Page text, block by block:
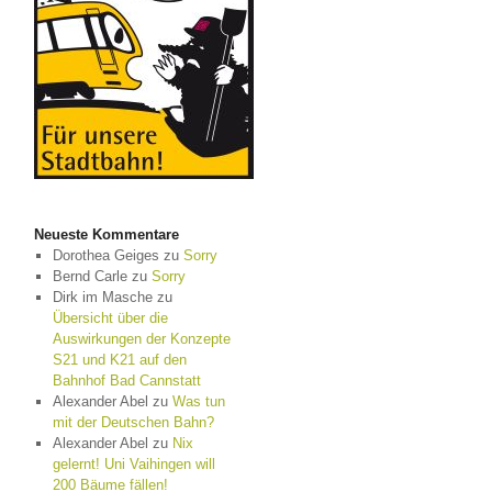
Neueste Kommentare
Dorothea Geiges zu Sorry
Bernd Carlezu Sorry
Dirk im Maschezu
Übersicht über die
Auswirkungen der Konzepte
S21 und K21 auf den
Bahnhof Bad Cannstatt
Alexander Abel zu Was tun
mit der Deutschen Bahn?
Alexander Abel zu Nix
gelernt! Uni Vaihingen will
200 Bäume fällen!